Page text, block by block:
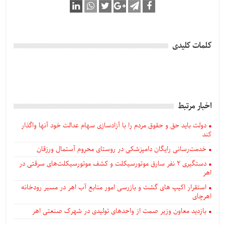
کلمات کلیدی
اخبار مرتبط
دولت باید حق و حقوق مردم را با آزادسازی سهام عدالت خود آنها واگذار
کند
خدمت‌رسانی رایگان دامپزشکی در روستای محروم آستمال ورزقان
دستگيری ۲ نفر سارق موتورسیکلت و کشف موتورسیکلت‌های سرقتی در
اهر
استقرار اکیپ های گشت و بازرسی امور منابع آب اهر در مسیر رودخانه
اهرچای
بازدید معاون وزیر صمت از واحدهای تولیدی در شهرک صنعتی اهر